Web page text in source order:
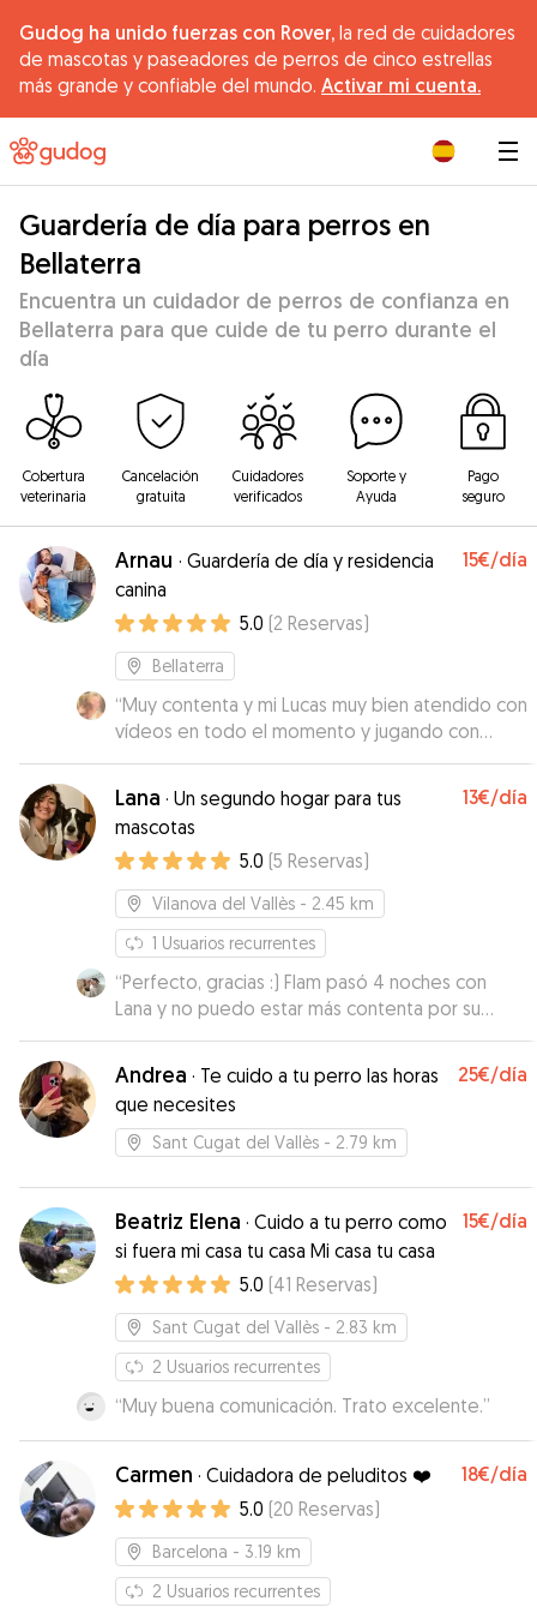
Gudog ha unido fuerzas con Rover, la red de cuidadores
de mascotas y paseadores de perros de cinco estrellas
más grande y confiable del mundo. Activar mi cuenta.
Guardería de día para perros en
Bellaterra
Encuentra un cuidador de perros de confianza en
Bellaterra para que cuide de tu perro durante el
día
Cobertura
veterinaria
Cancelación
gratuita
Cuidadores
verificados
Soporte y
Ayuda
Pago
seguro
Arnau · Guardería de día y residencia
canina
15€/día
5.0 (2 Reservas)
Bellaterra
“Muy contenta y mi Lucas muy bien atendido con
vídeos en todo el momento y jugando con
otros perritos 🐶”
Lana · Un segundo hogar para tus
mascotas
13€/día
5.0 (5 Reservas)
Vilanova del Vallès - 2.45 km
1 Usuarios recurrentes
“Perfecto, gracias :) Flam pasó 4 noches con
Lana y no puedo estar más contenta por su
atención. Nos envió fotos y vídeos y estuvo
jugando con su perro Aiden y pasando tiempo
en el aire libre. Al ir a buscarlo estaba contento
de vernos, pero lo que más me alegró es verlo
a él feliz y cariñoso de haber compartido estos
Andrea · Te cuido a tu perro las horas
que necesites
25€/día
Sant Cugat del Vallès - 2.79 km
Beatriz Elena · Cuido a tu perro como
si fuera mi casa tu casa Mi casa tu casa
15€/día
5.0 (41 Reservas)
Sant Cugat del Vallès - 2.83 km
2 Usuarios recurrentes
“Muy buena comunicación. Trato excelente.”
Carmen · Cuidadora de peluditos ❤️ 18€/día
5.0 (20 Reservas)
Barcelona - 3.19 km
2 Usuarios recurrentes